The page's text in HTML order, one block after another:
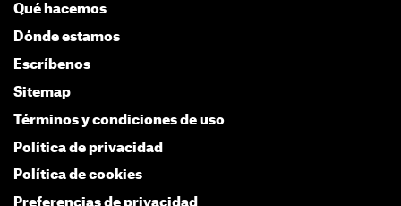
Qué hacemos
Dónde estamos
Escríbenos
Sitemap
Términos y condiciones de uso
Política de privacidad
Política de cookies
Preferencias de privacidad